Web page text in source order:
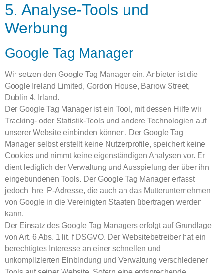
5. Analyse-Tools und
Werbung
Google Tag Manager
Wir setzen den Google Tag Manager ein. Anbieter ist die
Google Ireland Limited, Gordon House, Barrow Street,
Dublin 4, Irland.
Der Google Tag Manager ist ein Tool, mit dessen Hilfe wir
Tracking- oder Statistik-Tools und andere Technologien auf
unserer Website einbinden können. Der Google Tag
Manager selbst erstellt keine Nutzerprofile, speichert keine
Cookies und nimmt keine eigenständigen Analysen vor. Er
dient lediglich der Verwaltung und Ausspielung der über ihn
eingebundenen Tools. Der Google Tag Manager erfasst
jedoch Ihre IP-Adresse, die auch an das Mutterunternehmen
von Google in die Vereinigten Staaten übertragen werden
kann.
Der Einsatz des Google Tag Managers erfolgt auf Grundlage
von Art. 6 Abs. 1 lit. f DSGVO. Der Websitebetreiber hat ein
berechtigtes Interesse an einer schnellen und
unkomplizierten Einbindung und Verwaltung verschiedener